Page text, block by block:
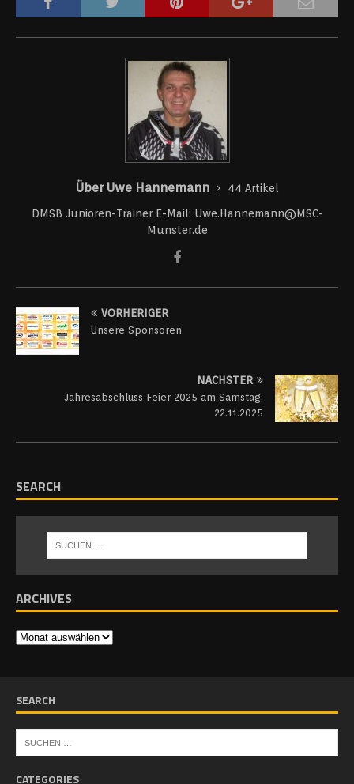
Über Uwe Hannemann
44 Artikel
DMSB Junioren-Trainer E-Mail: Uwe.Hannemann@MSC-
Munster.de
VORHERIGER
Unsere Sponsoren
NÄCHSTER
Jahresabschluss Feier 2025 am Samstag,
22.11.2025
SEARCH
ARCHIVES
SEARCH
CATEGORIES